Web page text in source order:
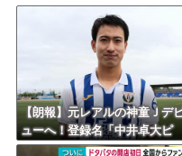
8/4のニュース
更新中止のお知らせ
【朗報】元レアルの神童Ｊデ
ューへ！登録名「中井卓大ピ
ピ」日本初挑戦の22歳今治MF